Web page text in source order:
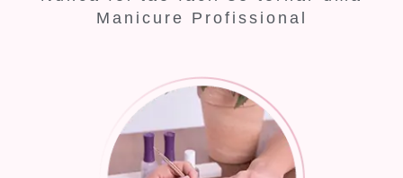
Manicure Profissional